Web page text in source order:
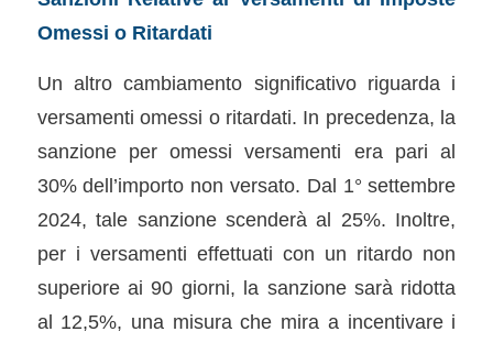
Omessi o Ritardati
Un altro cambiamento significativo riguarda i
versamenti omessi o ritardati. In precedenza, la
sanzione per omessi versamenti era pari al
30% dell’importo non versato. Dal 1° settembre
2024, tale sanzione scenderà al 25%. Inoltre,
per i versamenti effettuati con un ritardo non
superiore ai 90 giorni, la sanzione sarà ridotta
al 12,5%, una misura che mira a incentivare i